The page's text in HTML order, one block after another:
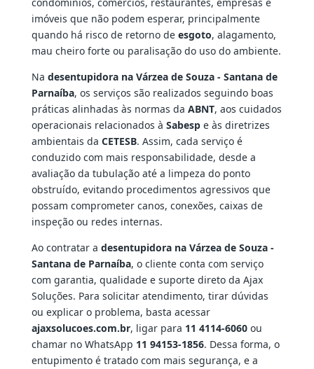
condomínios, comércios, restaurantes, empresas e
imóveis que não podem esperar, principalmente
quando há risco de retorno de esgoto, alagamento,
mau cheiro forte ou paralisação do uso do ambiente.
Na desentupidora na Várzea de Souza - Santana de
Parnaíba, os serviços são realizados seguindo boas
práticas alinhadas às normas da ABNT, aos cuidados
operacionais relacionados à Sabespe às diretrizes
ambientais da CETESB. Assim, cada serviço é
conduzido com mais responsabilidade, desde a
avaliação da tubulação até a limpeza do ponto
obstruído, evitando procedimentos agressivos que
possam comprometer canos, conexões, caixas de
inspeção ou redes internas.
Ao contratar a desentupidora na Várzea de Souza -
Santana de Parnaíba, o cliente conta com serviço
com garantia, qualidade e suporte direto da Ajax
Soluções. Para solicitar atendimento, tirar dúvidas
ou explicar o problema, basta acessar
ajaxsolucoes.com.br, ligar para 11 4114-6060ou
chamar no WhatsApp 11 94153-1856. Dessa forma, o
entupimento é tratado com mais segurança, e a